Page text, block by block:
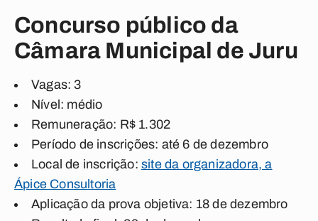
Concurso público da
Câmara Municipal de Juru
Vagas: 3
Nível: médio
Remuneração: R$ 1.302
Período de inscrições: até 6 de dezembro
Local de inscrição: site da organizadora, a
Ápice Consultoria
Aplicação da prova objetiva: 18 de dezembro